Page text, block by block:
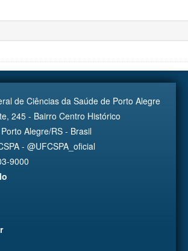
de Ciências da Saúde de Porto Alegre
245 - Bairro Centro Histórico
Alegre/RS - Brasil
- @UFCSPA_oficial
9000